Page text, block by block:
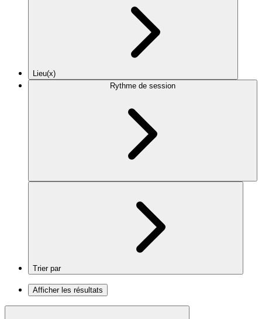
Lieu(x)
Rythme de session
Trier par
Afficher les résultats